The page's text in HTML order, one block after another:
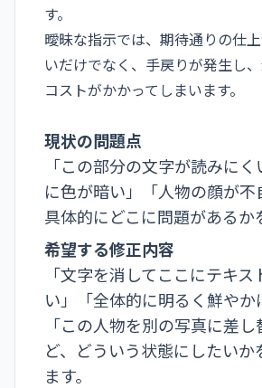
す。
曖昧な指示では、期待通りの仕
いだけでなく、手戻りが発生し
コストがかかってしまいます。
現状の問題点
「この部分の文字が読みに
に色が暗い」「人物の顔が不
具体的にどこに問題があるか
希望する修正内容
「文字を消してここにテキ
い」「全体的に明るく鮮やか
「この人物を別の写真に差
ど、どういう状態にしたいか
ます。